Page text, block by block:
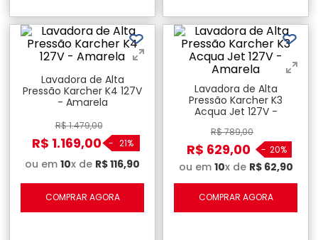
Lavadora de Alta
Pressão Karcher K4 127V
- Amarela
R$1.479,00
R$ 1.169,00 - 21%
ou em 10x de R$116,90
COMPRAR AGORA
Lavadora de Alta
Pressão Karcher K3
Acqua Jet 127V -
R$789,00
R$ 629,00 - 20%
ou em 10x de R$ 62,90
COMPRAR AGORA